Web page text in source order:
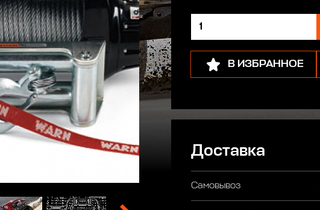
В ИЗБРАННОЕ
Доставка
Самовывоз